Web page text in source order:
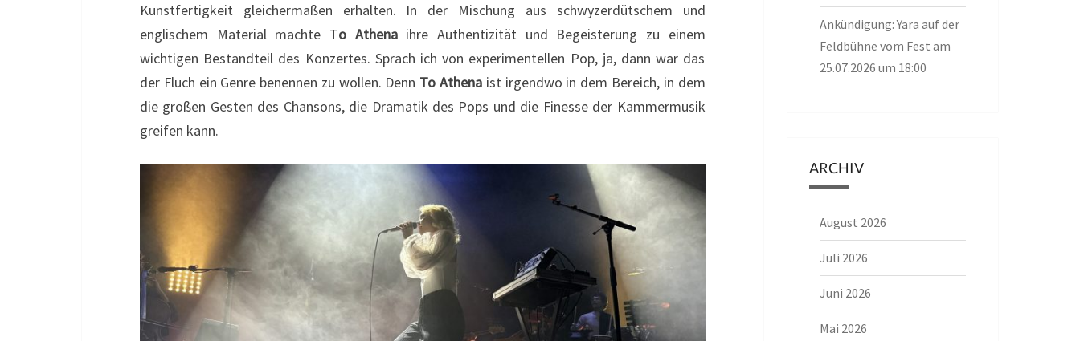
Kunstfertigkeit gleichermaßen erhalten. In der Mischung aus schwyzerdütschem und
englischem Material machte To Athena ihre Authentizität und Begeisterung zu einem
wichtigen Bestandteil des Konzertes. Sprach ich von experimentellen Pop, ja, dann war das
der Fluch ein Genre benennen zu wollen. Denn To Athena ist irgendwo in dem Bereich, in dem
die großen Gesten des Chansons, die Dramatik des Pops und die Finesse der Kammermusik
greifen kann.
Ankündigung: Yara auf der
Feldbühne vom Fest am
25.07.2026 um 18:00
ARCHIV
August 2026
Juli 2026
Juni 2026
Mai 2026